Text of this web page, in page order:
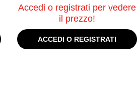
Accedi o registrati per vedere
il prezzo!
ACCEDI O REGISTRATI